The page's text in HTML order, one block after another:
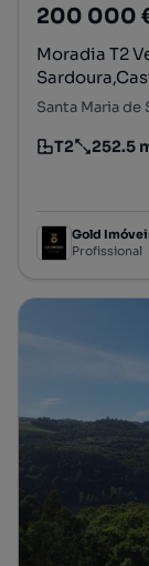
200 000
Moradia T2
Santa Maria de
Tipologia
T2
Preço por252.5
Gold
Profissional